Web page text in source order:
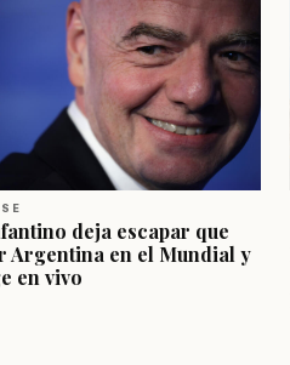
deja escapar que
Argentina en el Mundial y
en vivo